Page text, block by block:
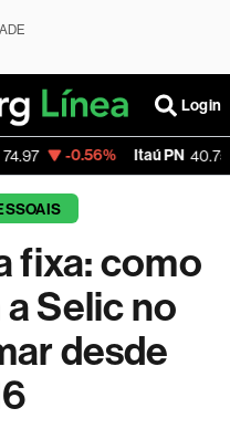
Login
Itaú PN 40.75 -2.58%
fixa: como
Selic no
desde